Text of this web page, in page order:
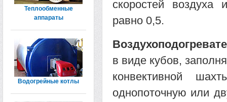
скоростей воздуха
равно 0,5.
в виде кубов,
конвективной
однопоточную или
Теплообменные
аппараты
Водогрейные котлы